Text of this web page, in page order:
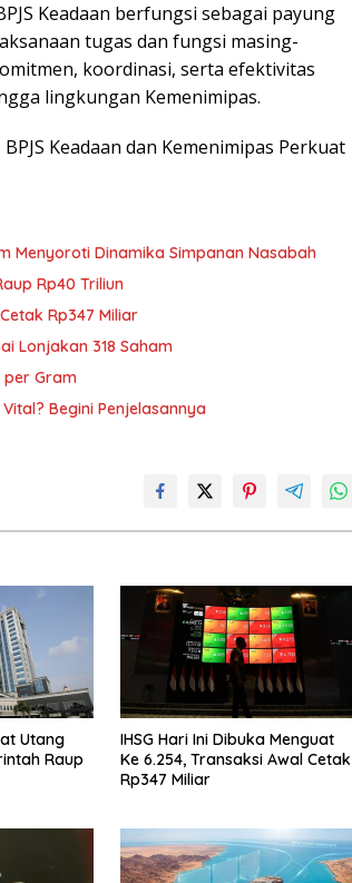
Keadaan berfungsi sebagai payung
tugas dan fungsi masing-
koordinasi, serta efektivitas
lingkungan Kemenimipas.
Keadaan dan Kemenimipas Perkuat
Menyoroti Dinamika Simpanan Nasabah
Rp40 Triliun
Rp347 Miliar
Lonjakan 318 Saham
per Gram
Begini Penjelasannya
Utang
Raup
IHSG Hari Ini Dibuka Menguat
Ke 6.254, Transaksi Awal Cetak
Rp347 Miliar